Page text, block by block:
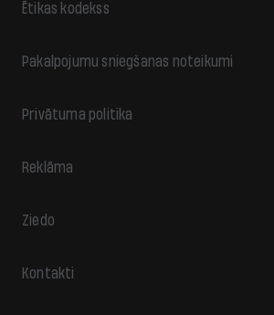
Ētikas kodekss
Pakalpojumu sniegšanas noteikumi
Privātuma politika
Reklāma
Ziedo
Kontakti